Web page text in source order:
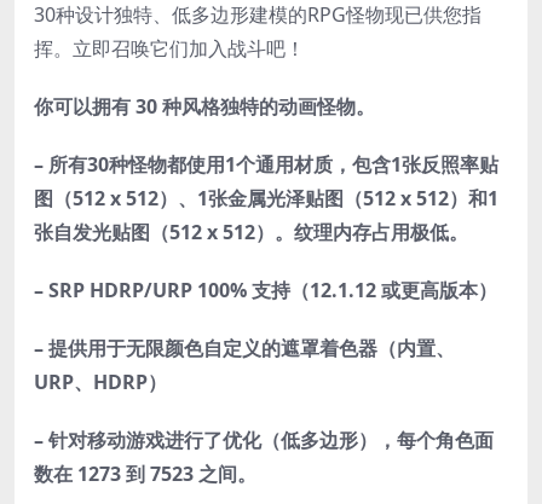
30种设计独特、低多边形建模的RPG怪物现已供您指
挥。立即召唤它们加入战斗吧！
你可以拥有 30 种风格独特的动画怪物。
– 所有30种怪物都使用1个通用材质，包含1张反照率贴
图（512 x 512）、1张金属光泽贴图（512 x 512）和1
张自发光贴图（512 x 512）。纹理内存占用极低。
– SRP HDRP/URP 100% 支持（12.1.12 或更高版本）
– 提供用于无限颜色自定义的遮罩着色器（内置、
URP、HDRP）
– 针对移动游戏进行了优化（低多边形），每个角色面
数在 1273 到 7523 之间。